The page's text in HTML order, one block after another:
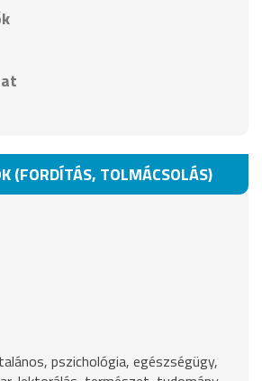
(FORDÍTÁS, TOLMÁCSOLÁS)
pszichológia, egészségügy,